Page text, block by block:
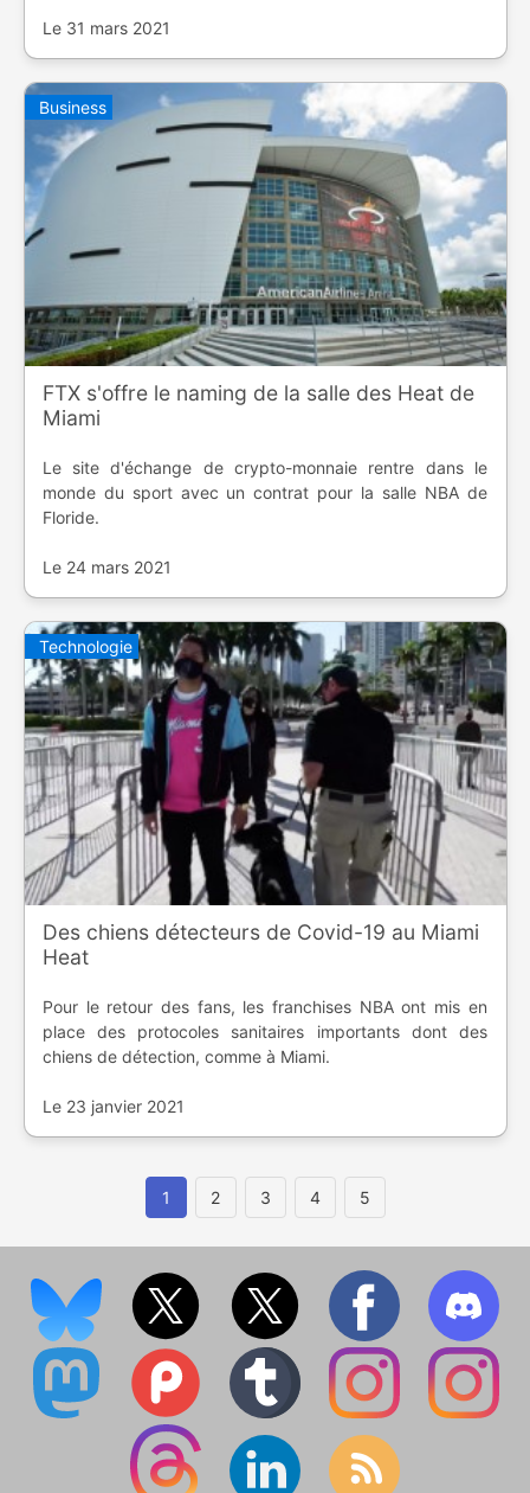
Le 31 mars 2021
Business
FTX s'offre le naming de la salle des Heat de
Miami
Le site d'échange de crypto-monnaie rentre dans le
monde du sport avec un contrat pour la salle NBA de
Floride.
Le 24 mars 2021
Technologie
Des chiens détecteurs de Covid-19 au Miami
Heat
Pour le retour des fans, les franchises NBA ont mis en
place des protocoles sanitaires importants dont des
chiens de détection, comme à Miami.
Le 23 janvier 2021
1 2 3 4 5